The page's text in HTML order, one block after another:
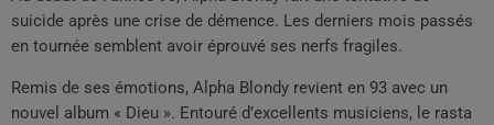
suicide après une crise de démence. Les derniers mois passés
en tournée semblent avoir éprouvé ses nerfs fragiles.
Remis de ses émotions, Alpha Blondy revient en 93 avec un
nouvel album « Dieu ». Entouré d’excellents musiciens, le rasta